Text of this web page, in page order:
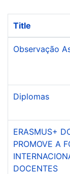
Title
Observação
Diplomas
ERASMUS+
PROMOVE A
DOCENTES